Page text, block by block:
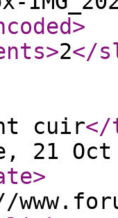
>
>2</
cuir
21
>